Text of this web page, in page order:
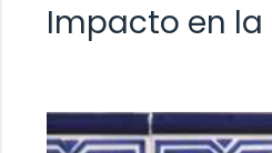
Impacto en